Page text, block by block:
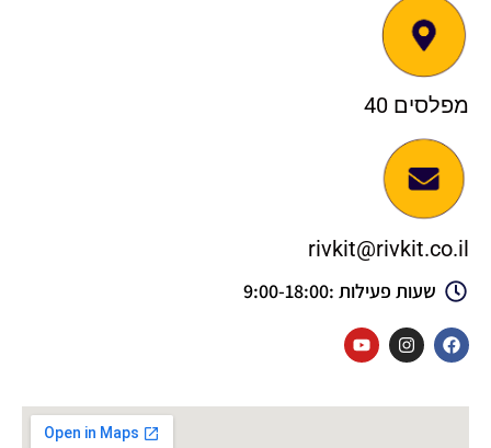
מפלסים 40
rivkit@rivkit.co.il
שעות פעילות :9:00-18:00